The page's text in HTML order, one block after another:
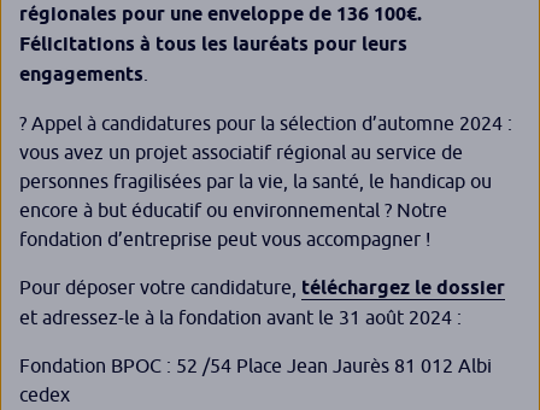
régionales pour une enveloppe de 136 100€.
Félicitations à tous les lauréats pour leurs
engagements
? Appel à candidatures pour la sélection d’automne 2024 :
vous avez un projet associatif régional au service de
personnes fragilisées par la vie, la santé, le handicap ou
encore à but éducatif ou environnemental ? Notre
fondation d’entreprise peut vous accompagner !
Pour déposer votre candidature, téléchargez le dossier
et adressez-le à la fondation avant le 31 août 2024 :
Fondation BPOC : 52 /54 Place Jean Jaurès 81 012 Albi
cedex